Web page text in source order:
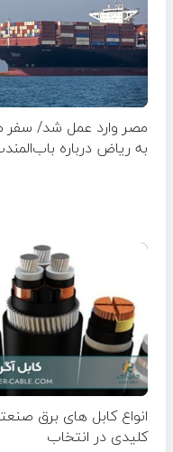
مصر وارد عمل شد/ سفر
به ریاض درباره
کلیدی در انتخاب